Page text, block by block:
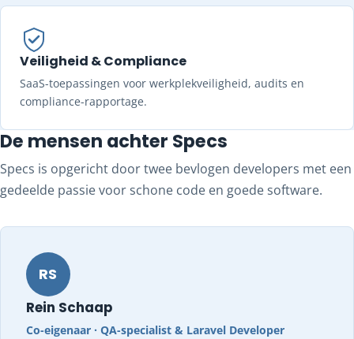
Veiligheid & Compliance
SaaS-toepassingen voor werkplekveiligheid, audits en
compliance-rapportage.
De mensen achter Specs
Specs is opgericht door twee bevlogen developers met een
gedeelde passie voor schone code en goede software.
RS
Rein Schaap
Co-eigenaar · QA-specialist & Laravel Developer